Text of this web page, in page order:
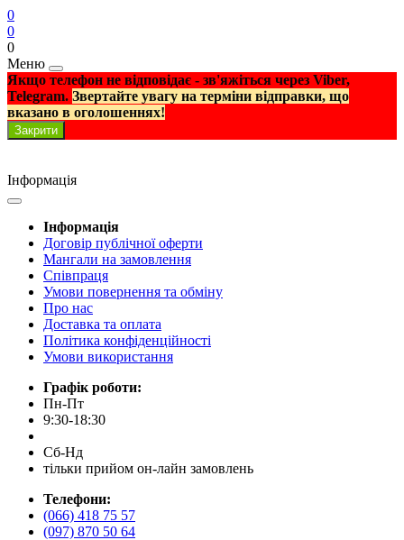
0
0
0
Меню
Якщо телефон не відповідає - зв'яжіться через Viber,
Telegram. Звертайте увагу на терміни відправки, що
вказано в оголошеннях!
Закрити
Інформація
Інформація
Договір публічної оферти
Мангали на замовлення
Співпраця
Умови повернення та обміну
Про нас
Доставка та оплата
Політика конфіденційності
Умови використання
Графік роботи:
Пн-Пт
9:30-18:30
Сб-Нд
тільки прийом он-лайн замовлень
Телефони:
(066) 418 75 57
(097) 870 50 64